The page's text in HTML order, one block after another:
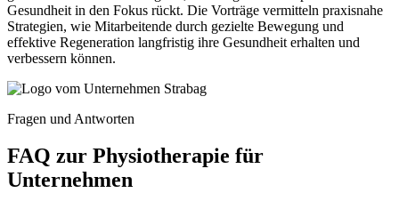
Gesundheit in den Fokus rückt. Die Vorträge vermitteln praxisnahe
Strategien, wie Mitarbeitende durch gezielte Bewegung und
effektive Regeneration langfristig ihre Gesundheit erhalten und
verbessern können.
Fragen und Antworten
FAQ zur Physiotherapie für
Unternehmen